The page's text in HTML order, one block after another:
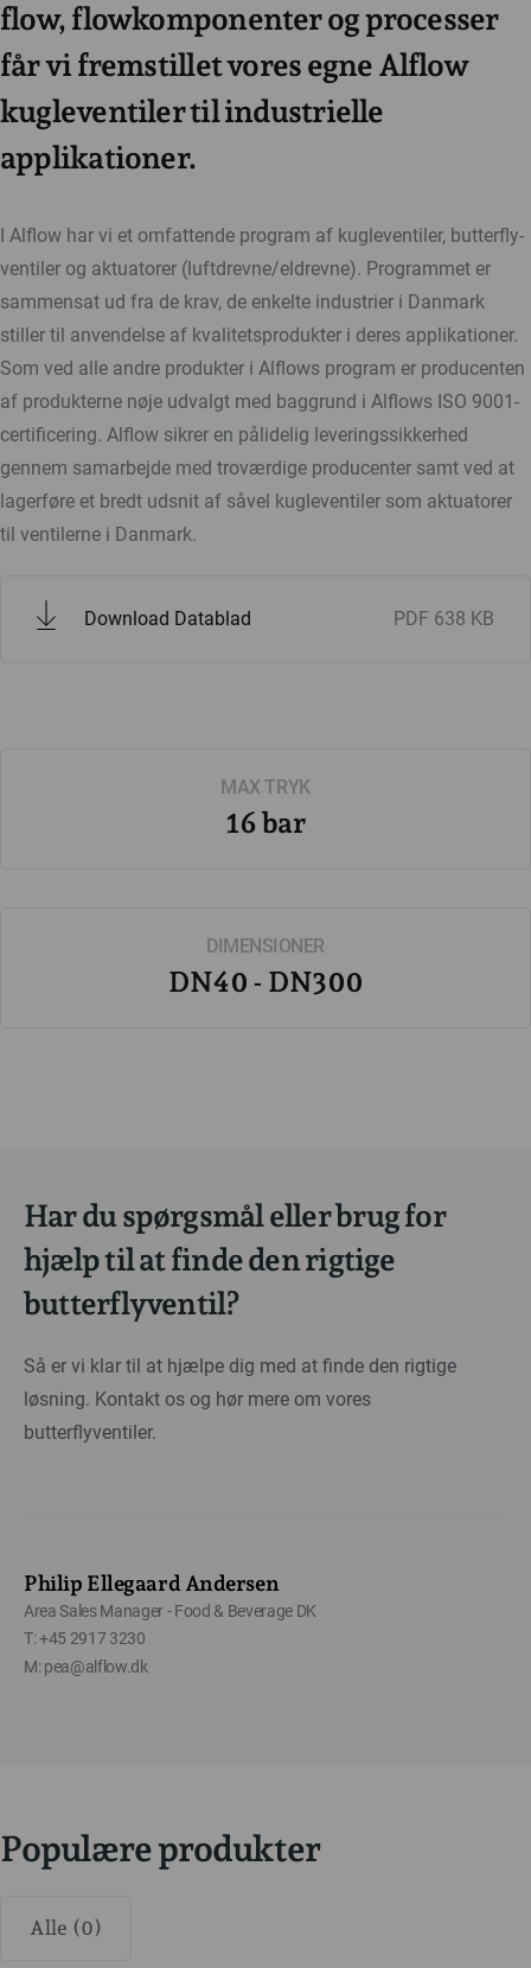
flow, flowkomponenter og processer
får vi fremstillet vores egne Alflow
kugleventiler til industrielle
applikationer.
I Alflow har vi et omfattende program af kugleventiler, butterfly-
ventiler og aktuatorer (luftdrevne/eldrevne). Programmet er
sammensat ud fra de krav, de enkelte industrier i Danmark
stiller til anvendelse af kvalitetsprodukter i deres applikationer.
Som ved alle andre produkter i Alflows program er producenten
af produkterne nøje udvalgt med baggrund i Alflows ISO 9001-
certificering. Alflow sikrer en pålidelig leveringssikkerhed
gennem samarbejde med troværdige producenter samt ved at
lagerføre et bredt udsnit af såvel kugleventiler som aktuatorer
til ventilerne i Danmark.
Download Datablad PDF 638 KB
MAX TRYK
16 bar
DIMENSIONER
DN40 - DN300
Har du spørgsmål eller brug for
hjælp til at finde den rigtige
butterflyventil?
Så er vi klar til at hjælpe dig med at finde den rigtige
løsning. Kontakt os og hør mere om vores
butterflyventiler.
Philip Ellegaard Andersen
Area Sales Manager - Food & Beverage DK
T: +45 2917 3230
M: pea@alflow.dk
Populære produkter
Alle (0)